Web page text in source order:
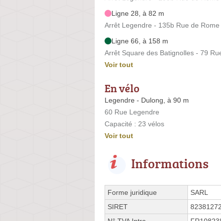
Ligne 28, à 82 m
Arrêt Legendre - 135b Rue de Rome
Ligne 66, à 158 m
Arrêt Square des Batignolles - 79
Voir tout
En vélo
Legendre - Dulong, à 90 m
60 Rue Legendre
Capacité : 23 vélos
Voir tout
Informations
Forme juridique
SARL
SIRET